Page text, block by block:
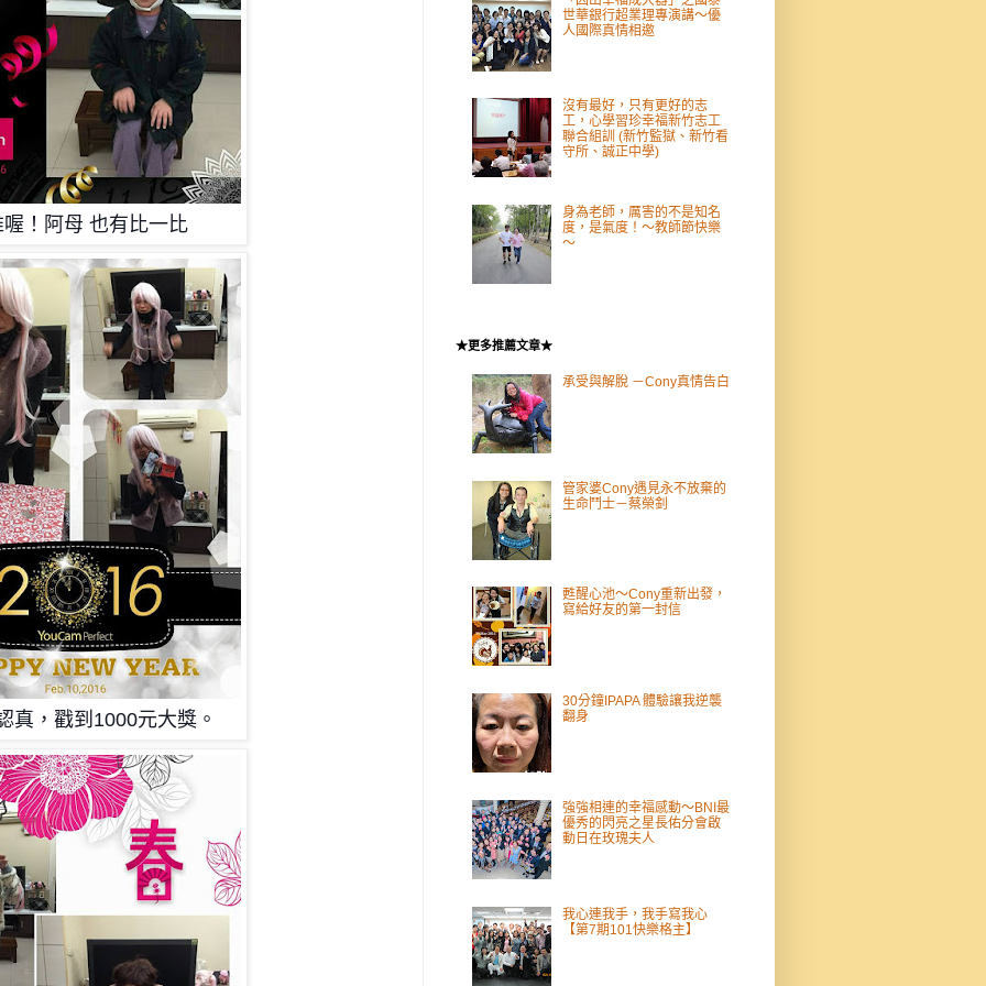
！阿母 也有比一比
真，戳到1000元大獎。
世華銀行超業理專演講～優
人國際真情相邀
沒有最好，只有更好的志
工，心學習珍幸福新竹志工
聯合組訓 (新竹監獄、新竹看
守所、誠正中學)
身為老師，厲害的不是知名
度，是氣度！～教師節快樂
～
★更多推薦文章★
承受與解脫 －Cony真情告白
管家婆Cony遇見永不放棄的
生命鬥士－蔡榮釗
甦醒心池～Cony重新出發，
寫給好友的第一封信
30分鐘IPAPA 體驗讓我逆襲
翻身
強強相連的幸福感動～BNI最
優秀的閃亮之星長佑分會啟
動日在玫瑰夫人
我心連我手，我手寫我心
【第7期101快樂格主】